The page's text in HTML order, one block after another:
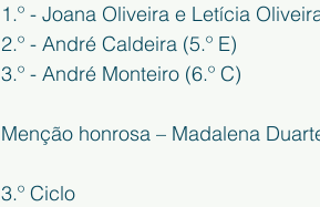
1.º - Joana Oliveira e Letícia
2.º - André Caldeira (5.º E)
3.º - André Monteiro (6.º C)
Menção honrosa – Madalena
3.º Ciclo